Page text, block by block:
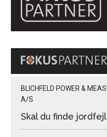
BLICHFELD POWER &
A/S
Skal du finde